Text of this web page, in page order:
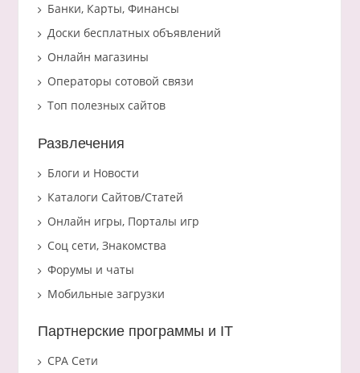
Банки, Карты, Финансы
Доски бесплатных объявлений
Онлайн магазины
Операторы сотовой связи
Топ полезных сайтов
Развлечения
Блоги и Новости
Каталоги Сайтов/Статей
Онлайн игры, Порталы игр
Соц сети, Знакомства
Форумы и чаты
Мобильные загрузки
Партнерские программы и IT
CPA Сети